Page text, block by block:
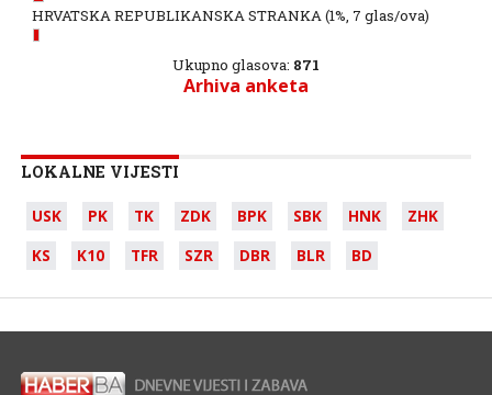
HRVATSKA REPUBLIKANSKA STRANKA(1%, 7 glas/ova)
Ukupno glasova: 871
Arhiva anketa
LOKALNE VIJESTI
USK PK TK ZDK BPK SBK HNK
ZHK
KS
K10 TFR SZR DBR BLR BD